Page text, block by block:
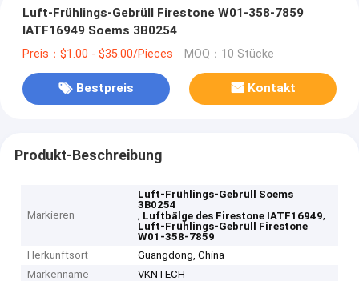
Luft-Frühlings-Gebrüll Firestone W01-358-7859
IATF16949 Soems 3B0254
Preis：$1.00 - $35.00/Pieces MOQ：10 Stücke
Bestpreis Kontakt
Produkt-Beschreibung
Markieren
Luft-Frühlings-Gebrüll Soems
3B0254
, Luftbälge des Firestone IATF16949,
Luft-Frühlings-Gebrüll Firestone
W01-358-7859
Herkunftsort
Guangdong, China
Markenname
VKNTECH